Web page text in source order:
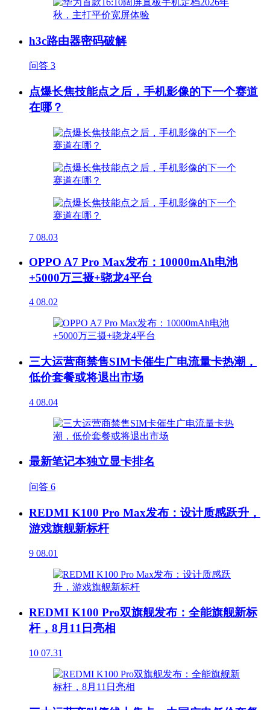
h3c路由器密码破解
问答 3
点爆长焦技能点之后，手机影像的下一个赛道
在哪？
7 08.03
OPPO A7 Pro Max发布：10000mAh电池
+5000万三摄+骁龙4平台
4 08.02
三大运营商禁售SIM卡催生广电流量卡热潮，
低价套餐或将退出市场
4 08.04
最新笔记本独立显卡排名
问答 6
REDMI K100 Pro Max发布：设计质感跃升，
游戏旗舰新标杆
9 08.01
REDMI K100 Pro双旗舰发布：全能旗舰新标
杆，8月11日亮相
10 07.31